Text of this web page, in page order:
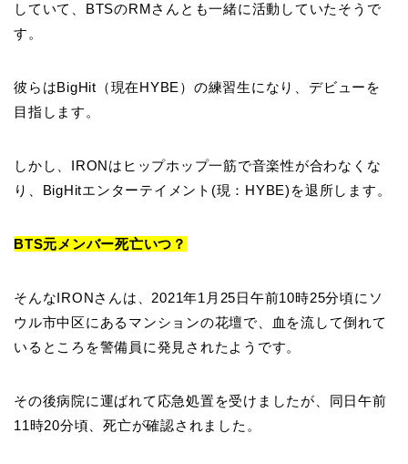
していて、BTSのRMさんとも一緒に活動していたそうで
す。
彼らはBigHit（現在HYBE）の練習生になり、デビューを
目指します。
しかし、IRONはヒップホップ一筋で音楽性が合わなくな
り、BigHitエンターテイメント(現：HYBE)を退所します。
BTS元メンバー死亡いつ？
そんなIRONさんは、2021年1月25日午前10時25分頃にソ
ウル市中区にあるマンションの花壇で、血を流して倒れて
いるところを警備員に発見されたようです。
その後病院に運ばれて応急処置を受けましたが、同日午前
11時20分頃、死亡が確認されました。